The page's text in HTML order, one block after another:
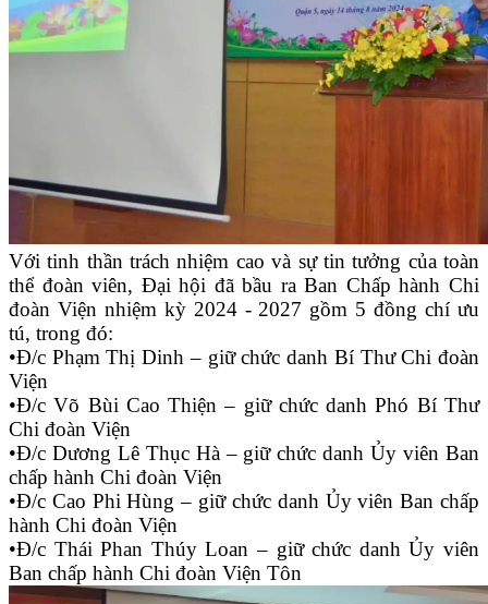
Với tinh thần trách nhiệm cao và sự tin tưởng của toàn
thể đoàn viên, Đại hội đã bầu ra Ban Chấp hành Chi
đoàn Viện nhiệm kỳ 2024 - 2027 gồm 5 đồng chí ưu
tú, trong đó:
•Đ/c Phạm Thị Dinh – giữ chức danh Bí Thư Chi đoàn
Viện
•Đ/c Võ Bùi Cao Thiện – giữ chức danh Phó Bí Thư
Chi đoàn Viện
•Đ/c Dương Lê Thục Hà – giữ chức danh Ủy viên Ban
chấp hành Chi đoàn Viện
•Đ/c Cao Phi Hùng – giữ chức danh Ủy viên Ban chấp
hành Chi đoàn Viện
•Đ/c Thái Phan Thúy Loan – giữ chức danh Ủy viên
Ban chấp hành Chi đoàn Viện Tôn